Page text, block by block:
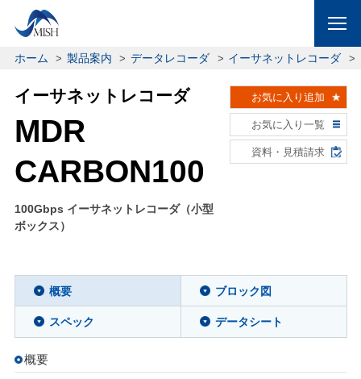
ホーム 製品案内 データレコーダ イーサネットレコーダ
イーサネットレコーダ
MDR
CARBON100
100Gbps イーサネットレコーダ（小型
ボックス）
お気に入り追加
お気に入り一覧
資料・見積請求
概要 ブロック図
スペック データシート
概要